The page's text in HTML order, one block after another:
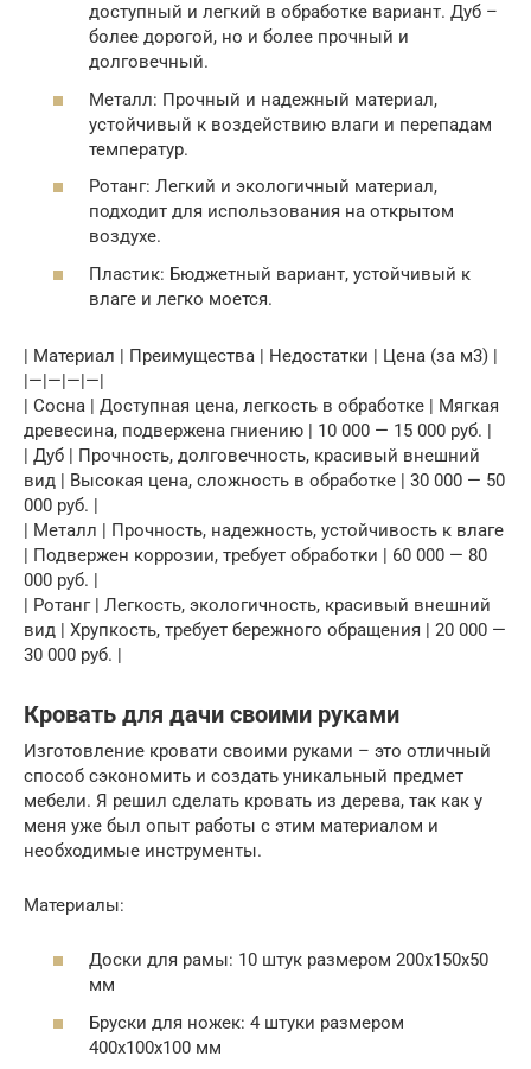
доступный и легкий в обработке вариант. Дуб –
более дорогой, но и более прочный и
долговечный.
Металл: Прочный и надежный материал,
устойчивый к воздействию влаги и перепадам
температур.
Ротанг: Легкий и экологичный материал,
подходит для использования на открытом
воздухе.
Пластик: Бюджетный вариант, устойчивый к
влаге и легко моется.
| Материал | Преимущества | Недостатки | Цена (за м3) |
|—|—|—|—|
| Сосна | Доступная цена, легкость в обработке | Мягкая
древесина, подвержена гниению | 10 000 — 15 000 руб. |
| Дуб | Прочность, долговечность, красивый внешний
вид | Высокая цена, сложность в обработке | 30 000 — 50
000 руб. |
| Металл | Прочность, надежность, устойчивость к влаге
| Подвержен коррозии, требует обработки | 60 000 — 80
000 руб. |
| Ротанг | Легкость, экологичность, красивый внешний
вид | Хрупкость, требует бережного обращения | 20 000 —
30 000 руб. |
Кровать для дачи своими руками
Изготовление кровати своими руками – это отличный
способ сэкономить и создать уникальный предмет
мебели. Я решил сделать кровать из дерева, так как у
меня уже был опыт работы с этим материалом и
необходимые инструменты.
Материалы:
Доски для рамы: 10 штук размером 200х150х50
мм
Бруски для ножек: 4 штуки размером
400х100х100 мм